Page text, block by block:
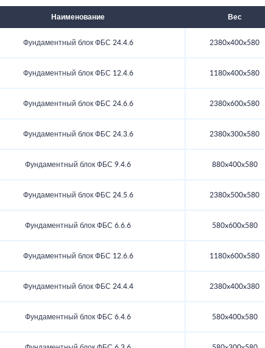
Наименование Вес
Фундаментный блок ФБС 24.4.6 2380x400x580
Фундаментный блок ФБС 12.4.6 1180x400x580
Фундаментный блок ФБС 24.6.6 2380x600x580
Фундаментный блок ФБС 24.3.6 2380x300x580
Фундаментный блок ФБС 9.4.6 880x400x580
Фундаментный блок ФБС 24.5.6 2380x500x580
Фундаментный блок ФБС 6.6.6 580x600x580
Фундаментный блок ФБС 12.6.6 1180x600x580
Фундаментный блок ФБС 24.4.4 2380x400x380
Фундаментный блок ФБС 6.4.6 580x400x580